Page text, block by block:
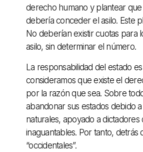
derecho humano y plantear
debería conceder el asilo. Este
No deberían existir cuotas para
asilo, sin determinar el número.
La responsabilidad del estado
consideramos que existe el
por la razón que sea. Sobre
abandonar sus estados debido
naturales, apoyado a
inaguantables. Por tanto, detrás
“occidentales”.